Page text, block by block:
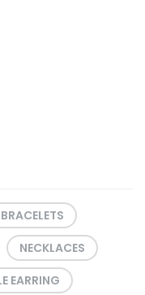
BRACELETS
NECKLACES
EARRING